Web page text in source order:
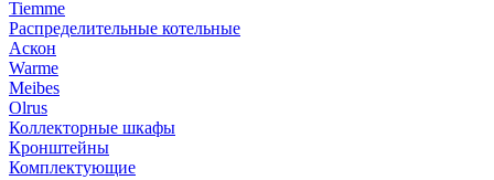
Tiemme
Распределительные котельные
Аскон
Warme
Meibes
Olrus
Коллекторные шкафы
Кронштейны
Комплектующие